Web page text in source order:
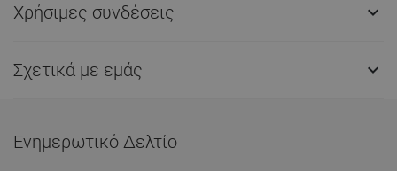
Χρήσιμες συνδέσεις 
Σχετικά με εμάς 
Ενημερωτικό Δελτίο